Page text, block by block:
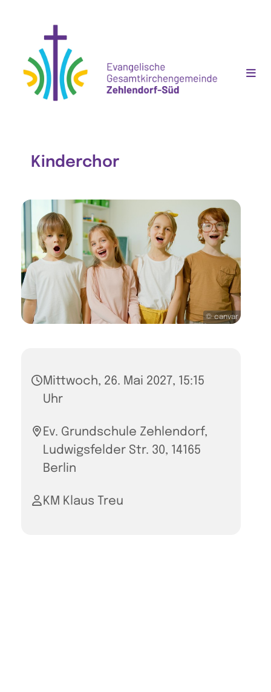
Kinderchor
© canvar
Mittwoch, 26. Mai 2027, 15:15
Uhr
Ev. Grundschule Zehlendorf,
Ludwigsfelder Str. 30, 14165
Berlin
KM Klaus Treu